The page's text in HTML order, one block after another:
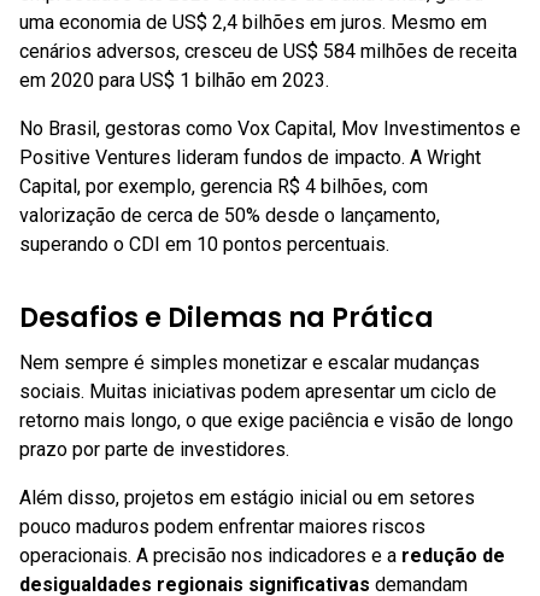
uma economia de US$ 2,4 bilhões em juros. Mesmo em
cenários adversos, cresceu de US$ 584 milhões de receita
em 2020 para US$ 1 bilhão em 2023.
No Brasil, gestoras como Vox Capital, Mov Investimentos e
Positive Ventures lideram fundos de impacto. A Wright
Capital, por exemplo, gerencia R$ 4 bilhões, com
valorização de cerca de 50% desde o lançamento,
superando o CDI em 10 pontos percentuais.
Desafios e Dilemas na Prática
Nem sempre é simples monetizar e escalar mudanças
sociais. Muitas iniciativas podem apresentar um ciclo de
retorno mais longo, o que exige paciência e visão de longo
prazo por parte de investidores.
Além disso, projetos em estágio inicial ou em setores
pouco maduros podem enfrentar maiores riscos
operacionais. A precisão nos indicadores e a redução de
desigualdades regionais significativas demandam